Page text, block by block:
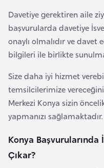
Davetiye gerektiren aile
başvurularda davetiye
onaylı olmalıdır ve
bilgileri ile birlikte
Size daha iyi hizmet
temsilcilerimize
Merkezi Konya sizin
yapmanızı sağlamaktadır.
Konya Başvurularında
Çıkar?
B
u
l
a
r
i
s
a
n